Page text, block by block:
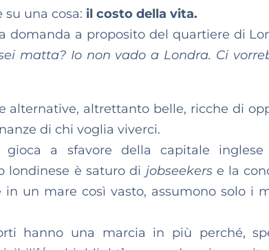
una cosa: il costo della vita.
domanda a proposito del quartiere di
matta? Io non vado a Londra. Ci
alternative, altrettanto belle, ricche di
di chi voglia viverci.
gioca a sfavore della capitale
londinese è saturo di jobseekerse la
in un mare così vasto, assumono solo i
hanno una marcia in più perché,